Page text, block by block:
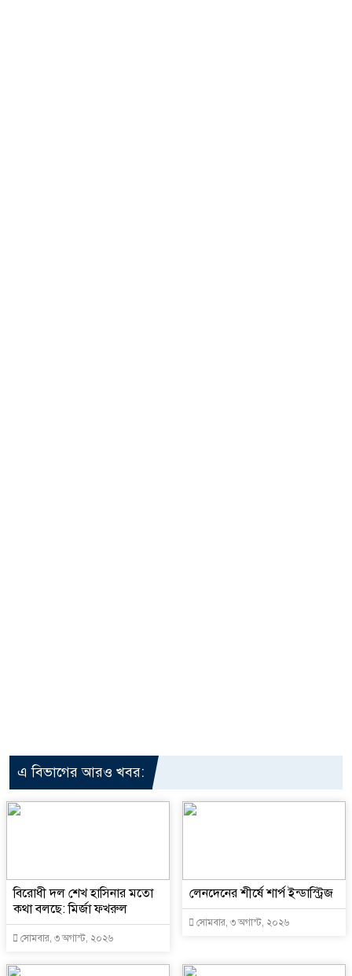
এ বিভাগের আরও খবর:
বিরোধী দল শেখ হাসিনার মতো
কথা বলছে: মির্জা ফখরুল
সোমবার, ৩ অগাস্ট, ২০২৬
লেনদেনের শীর্ষে শার্প ইন্ডাস্ট্রিজ
সোমবার, ৩ অগাস্ট, ২০২৬